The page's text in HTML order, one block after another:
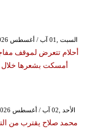
GMT 18:02 2026 السبت ,01 آب / أغسطس
أحلام تتعرض لموقف
أمسكت بشعرها
GMT 01:57 2026 الأحد ,02 آب / أغسطس
محمد صلاح يقترب من